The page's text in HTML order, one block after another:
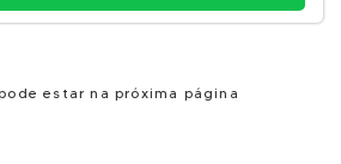
estar na próxima página